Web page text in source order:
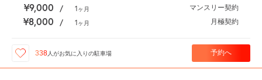
¥9,000 / 1ヶ月 マンスリー契約
¥8,000 / 1ヶ月 月極契約
338 人がお気に入りの駐車場 予約へ